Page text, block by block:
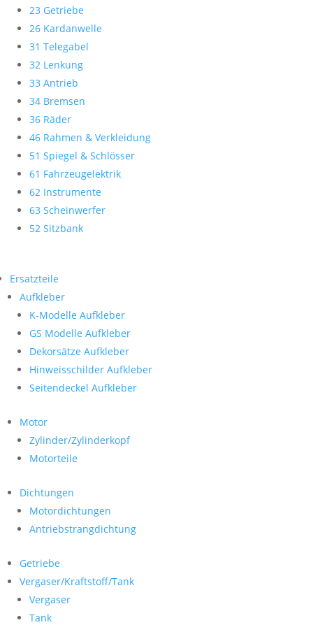
23 Getriebe
26 Kardanwelle
31 Telegabel
32 Lenkung
33 Antrieb
34 Bremsen
36 Räder
46 Rahmen & Verkleidung
51 Spiegel & Schlösser
61 Fahrzeugelektrik
62 Instrumente
63 Scheinwerfer
52 Sitzbank
Ersatzteile
Aufkleber
K-Modelle Aufkleber
GS Modelle Aufkleber
Dekorsätze Aufkleber
Hinweisschilder Aufkleber
Seitendeckel Aufkleber
Motor
Zylinder/Zylinderkopf
Motorteile
Dichtungen
Motordichtungen
Antriebstrangdichtung
Getriebe
Vergaser/Kraftstoff/Tank
Vergaser
Tank